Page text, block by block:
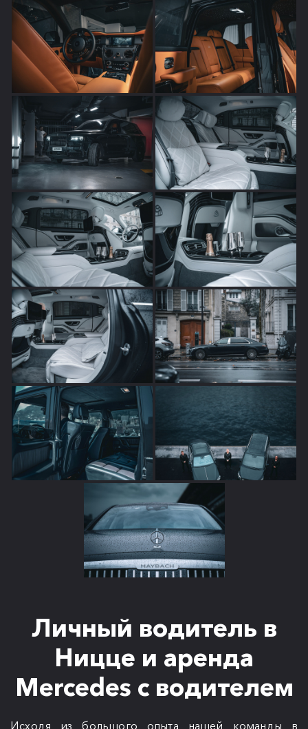
Личный водитель в
Ницце и аренда
Mercedes с водителем
Исходя из большого опыта нашей команды в